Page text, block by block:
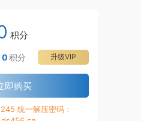
积分
升级VIP
0积分
即购买
统一解压密码：